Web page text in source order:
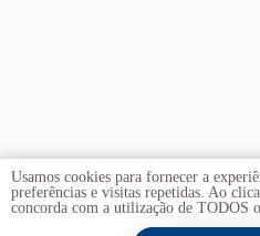
Usamos cookies para fornecer a
preferências e visitas repetidas. Ao
concorda com a utilização de TODOS